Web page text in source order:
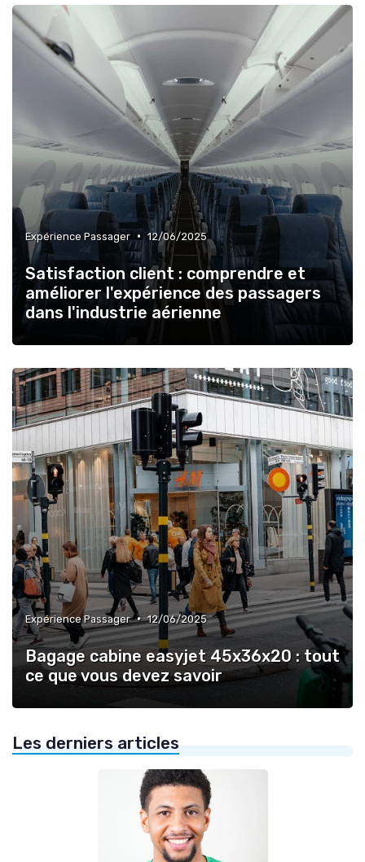
Expérience Passager • 12/06/2025
Satisfaction client : comprendre et
améliorer l'expérience des passagers
dans l'industrie aérienne
Expérience Passager • 12/06/2025
Bagage cabine easyjet 45x36x20 : tout
ce que vous devez savoir
Les derniers articles